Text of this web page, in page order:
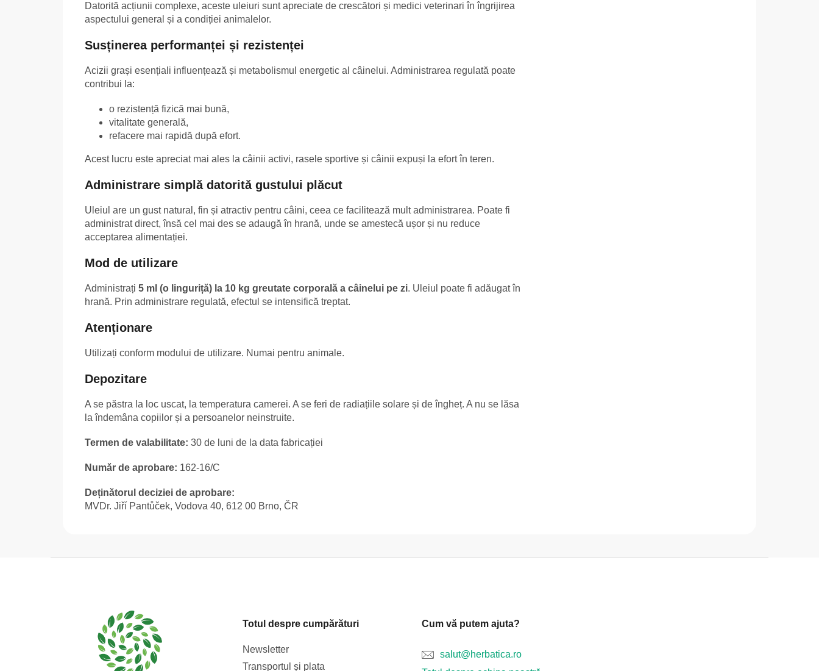
Datorită acțiunii complexe, aceste uleiuri sunt apreciate de crescători și medici veterinari în îngrijirea
aspectului general și a condiției animalelor.
Susținerea performanței și rezistenței
Acizii grași esențiali influențează și metabolismul energetic al câinelui. Administrarea regulată poate
contribui la:
o rezistență fizică mai bună,
vitalitate generală,
refacere mai rapidă după efort.
Acest lucru este apreciat mai ales la câinii activi, rasele sportive și câinii expuși la efort în teren.
Administrare simplă datorită gustului plăcut
Uleiul are un gust natural, fin și atractiv pentru câini, ceea ce facilitează mult administrarea. Poate fi
administrat direct, însă cel mai des se adaugă în hrană, unde se amestecă ușor și nu reduce
acceptarea alimentației.
Mod de utilizare
Administrați 5 ml (o linguriță) la 10 kg greutate corporală a câinelui pe zi. Uleiul poate fi adăugat în
hrană. Prin administrare regulată, efectul se intensifică treptat.
Atenționare
Utilizați conform modului de utilizare. Numai pentru animale.
Depozitare
A se păstra la loc uscat, la temperatura camerei. A se feri de radiațiile solare și de îngheț. A nu se lăsa
la îndemâna copiilor și a persoanelor neinstruite.
Termen de valabilitate: 30 de luni de la data fabricației
Număr de aprobare: 162-16/C
Deținătorul deciziei de aprobare:
MVDr. Jiří Pantůček, Vodova 40, 612 00 Brno, ČR
Totul despre cumpărături
Newsletter
Transportul și plata
Cum vă putem ajuta?
salut@herbatica.ro